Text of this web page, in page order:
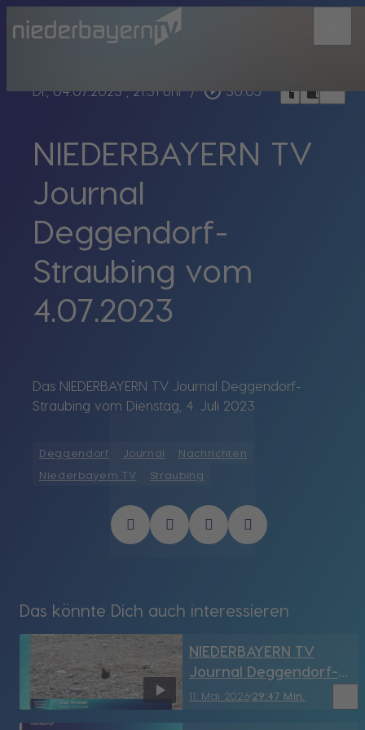
Di., 04.07.2023, 21:31 Uhr / play_circle_outline 30:05 headphoneschrome_reader_modebookmark_border
NIEDERBAYERN TV
Journal
Deggendorf-
Straubing vom
4.07.2023
Das NIEDERBAYERN TV Journal Deggendorf-
Straubing vom Dienstag, 4. Juli 2023.
Deggendorf Journal
Nachrichten
Niederbayern TV
Straubing
Das könnte Dich auch interessieren
11. Mai 202629:47 Min.
NIEDERBAYERN TV
Journal Deggendorf-
Straubing vom